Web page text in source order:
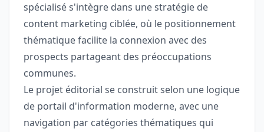
spécialisé s'intègre dans une stratégie de
content marketing ciblée, où le positionnement
thématique facilite la connexion avec des
prospects partageant des préoccupations
communes.
Le projet éditorial se construit selon une logique
de portail d'information moderne, avec une
navigation par catégories thématiques qui